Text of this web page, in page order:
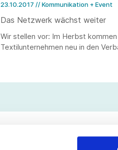
23.10.2017// Kommunikation + Event
Das Netzwerk wächst weiter
Wir stellen vor: Im Herbst
Textilunternehmen neu in den